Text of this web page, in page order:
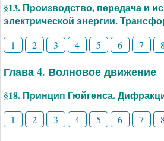
§13. Производство, передача и
электрической энергии.
1 2 3 4 5 6 7 8
Глава 4. Волновое движение
§18. Принцип Гюйгенса.
1 2 3 4 5 6 7 8